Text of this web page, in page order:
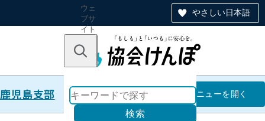
やさしい日本語
ウェ
ブサ
イト
のナ
ン
キーワードで探す
検索
鹿児島支部 鹿児島支部
メニューを開く